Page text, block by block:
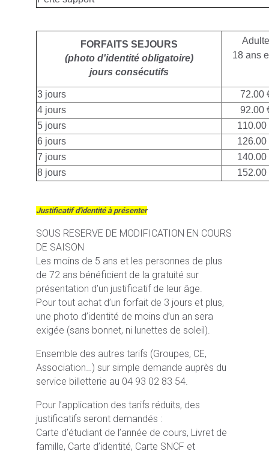
FORFAITS SEJOURS
(photo d'identité obligatoire)
jours consécutifs
Adulte
18 ans
3 jours
72.00
4 jours
92.00
5 jours
110.00
6 jours
126.00
7 jours
140.00
8 jours
152.00
Justificatif d'identité à présenter
SOUS RESERVE DE MODIFICATION EN COURS
DE SAISON
Les moins de 5 ans et les personnes de plus
de 72 ans bénéficient de la gratuité sur
présentation d’un justificatif de leur âge.
Pour tout achat d’un forfait de 3 jours et plus,
une photo d’identité de moins d’un an sera
exigée (sans bonnet, ni lunettes de soleil).
Ensemble des autres tarifs (Groupes, CE,
Association…) sur simple demande auprès du
service billetterie au 04 93 02 83 54.
Pour l’application des tarifs réduits, des
justificatifs seront demandés :
Carte d’étudiant de l’année de cours, Livret de
famille, Carte d’identité, Carte SNCF et